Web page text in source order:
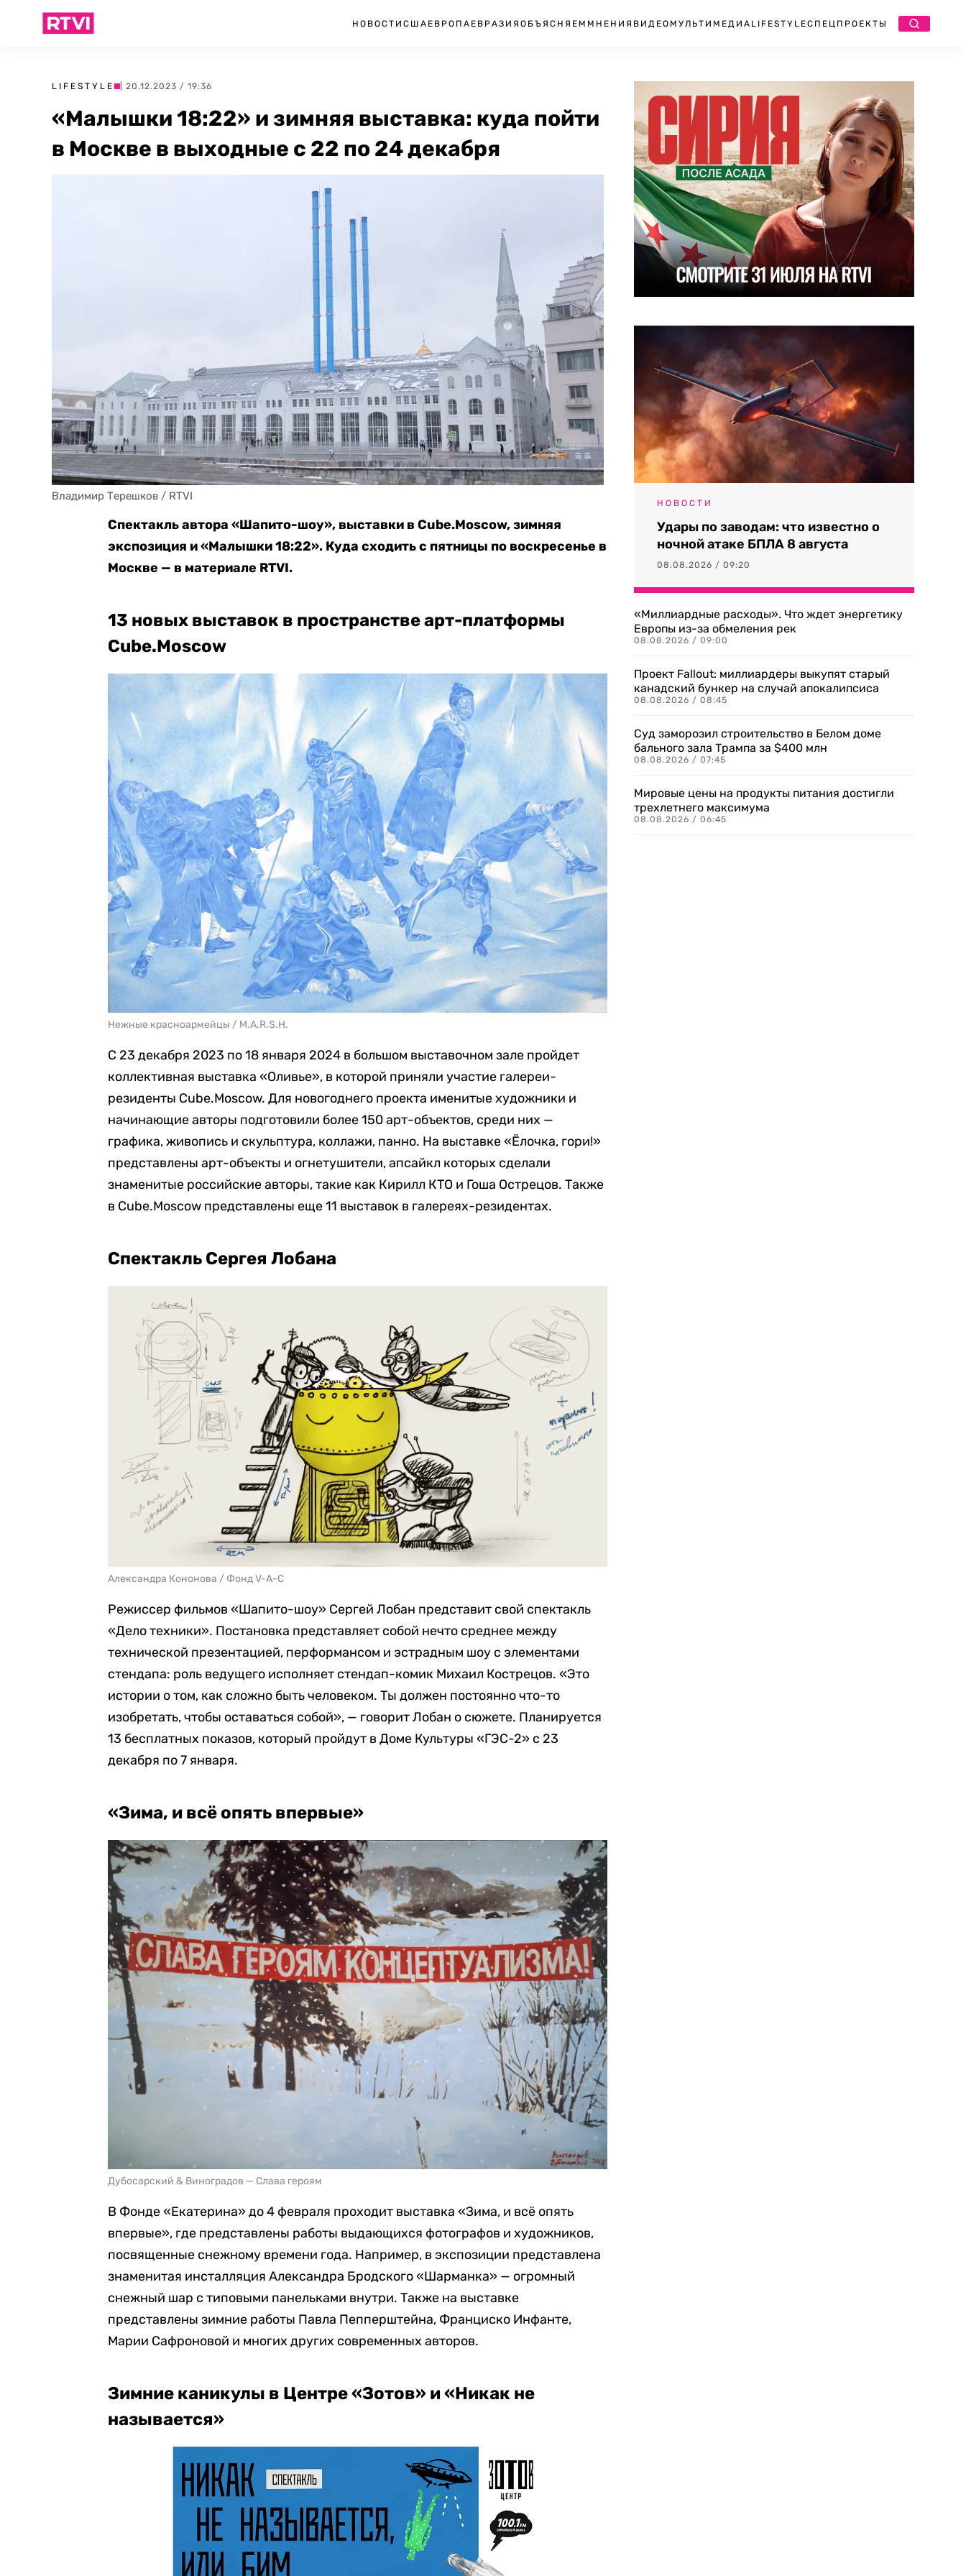
НОВОСТИ США ЕВРОПА ЕВРАЗИЯ ОБЪЯСНЯЕМ МНЕНИЯ ВИДЕО МУЛЬТИМЕДИА LIFESTYLEСПЕЦПРОЕКТЫ
LIFESTYLE | 20.12.2023 / 19:36
«Малышки 18:22» и зимняя выставка: куда пойти
в Москве в выходные с 22 по 24 декабря
Владимир Терешков / RTVI
Спектакль автора «Шапито-шоу», выставки в Cube.Moscow, зимняя
экспозиция и «Малышки 18:22». Куда сходить с пятницы по воскресенье в
Москве — в материале RTVI.
13 новых выставок в пространстве арт-платформы
Cube.Moscow
Нежные красноармейцы / M.A.R.S.H.
С 23 декабря 2023 по 18 января 2024 в большом выставочном зале пройдет
коллективная выставка «Оливье», в которой приняли участие галереи-
резиденты Cube.Moscow. Для новогоднего проекта именитые художники и
начинающие авторы подготовили более 150 арт-объектов, среди них —
графика, живопись и скульптура, коллажи, панно. На выставке «Ёлочка, гори!»
представлены арт-объекты и огнетушители, апсайкл которых сделали
знаменитые российские авторы, такие как Кирилл КТО и Гоша Острецов. Также
в Cube.Moscow представлены еще 11 выставок в галереях-резидентах.
Спектакль Сергея Лобана
Александра Кононова / Фонд V-A-C
Режиссер фильмов «Шапито-шоу» Сергей Лобан представит свой спектакль
«Дело техники». Постановка представляет собой нечто среднее между
технической презентацией, перформансом и эстрадным шоу с элементами
стендапа: роль ведущего исполняет стендап-комик Михаил Кострецов. «Это
истории о том, как сложно быть человеком. Ты должен постоянно что-то
изобретать, чтобы оставаться собой», — говорит Лобан о сюжете. Планируется
13 бесплатных показов, который пройдут в Доме Культуры «ГЭС-2» с 23
декабря по 7 января.
«Зима, и всё опять впервые»
Дубосарский & Виноградов — Слава героям
В Фонде «Екатерина» до 4 февраля проходит выставка «Зима, и всё опять
впервые», где представлены работы выдающихся фотографов и художников,
посвященные снежному времени года. Например, в экспозиции представлена
знаменитая инсталляция Александра Бродского «Шарманка» — огромный
снежный шар с типовыми панельками внутри. Также на выставке
представлены зимние работы Павла Пепперштейна, Франциско Инфанте,
Марии Сафроновой и многих других современных авторов.
Зимние каникулы в Центре «Зотов» и «Никак не
называется»
НОВОСТИ
Удары по заводам: что известно о
ночной атаке БПЛА 8 августа
08.08.2026 / 09:20
«Миллиардные расходы». Что ждет энергетику
Европы из-за обмеления рек
08.08.2026 / 09:00
Проект Fallout: миллиардеры выкупят старый
канадский бункер на случай апокалипсиса
08.08.2026 / 08:45
Суд заморозил строительство в Белом доме
бального зала Трампа за $400 млн
08.08.2026 / 07:45
Мировые цены на продукты питания достигли
трехлетнего максимума
08.08.2026 / 06:45